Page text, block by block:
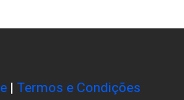
| Termos e Condições